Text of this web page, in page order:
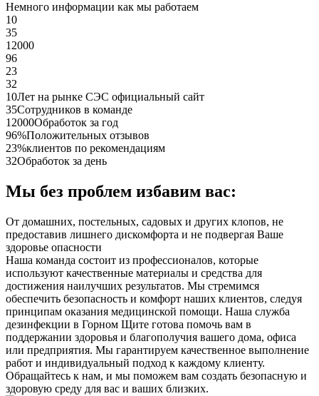
Немного информации как мы работаем
10
35
12000
96
23
32
10Лет на рынке СЭС официальный сайт
35Сотрудников в команде
12000Обработок за год
96%Положительных отзывов
23%клиентов по рекомендациям
32Обработок за день
Мы без проблем избавим вас:
От домашних, постельных, садовых и других клопов, не
предоставив лишнего дискомфорта и не подвергая Ваше
здоровье опасности
Наша команда состоит из профессионалов, которые
используют качественные материалы и средства для
достижения наилучших результатов. Мы стремимся
обеспечить безопасность и комфорт наших клиентов, следуя
принципам оказания медицинской помощи. Наша служба
дезинфекции в Горном Щите готова помочь вам в
поддержании здоровья и благополучия вашего дома, офиса
или предприятия. Мы гарантируем качественное выполнение
работ и индивидуальный подход к каждому клиенту.
Обращайтесь к нам, и мы поможем вам создать безопасную и
здоровую среду для вас и ваших близких.